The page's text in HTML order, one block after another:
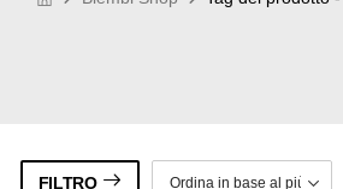
FILTRO